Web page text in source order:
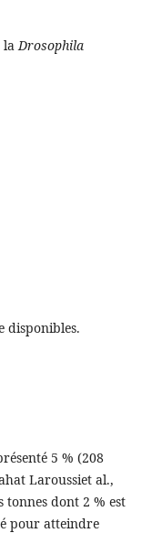
laDrosophila
disponibles.
5 % (208
Laroussiet al.,
tonnes dont 2 % est
pour atteindre